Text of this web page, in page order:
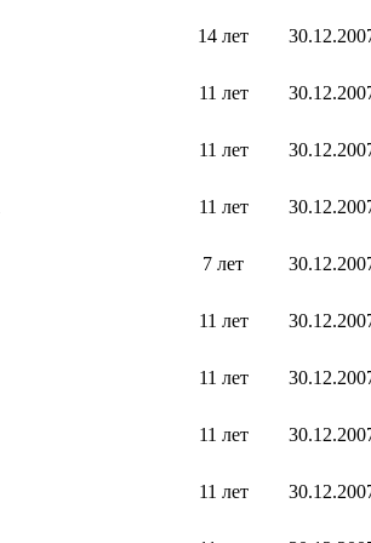
14 лет
11 лет
11 лет
11 лет
7 лет
11 лет
11 лет
11 лет
11 лет